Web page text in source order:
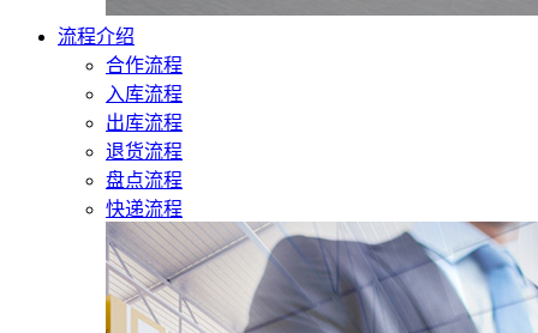
流程介绍
合作流程
入库流程
出库流程
退货流程
盘点流程
快递流程